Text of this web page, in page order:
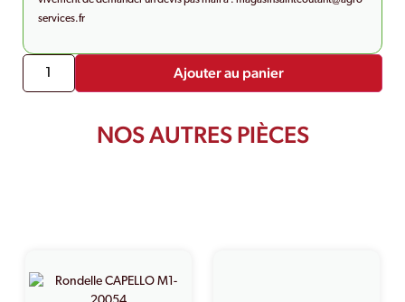
services.fr
Ajouter au panier
NOS AUTRES PIÈCES